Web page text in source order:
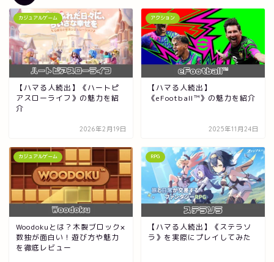
カジュアルゲーム
【ハマる人続出】《ハートピ
アスローライフ》の魅力を紹
介
2026年2月19日
アクション
【ハマる人続出】
《eFootball™》の魅力を紹介
2025年11月24日
カジュアルゲーム
Woodokuとは？木製ブロック×
数独が面白い！遊び方や魅力
を徹底レビュー
RPG
【ハマる人続出】《ステラソ
ラ》を実際にプレイしてみた